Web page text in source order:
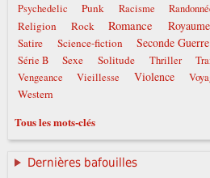
Psychedelic
Punk Racisme
Religion Rock Romance
Satire Science-fiction Seconde
Série B
Sexe Solitude Thriller
Vengeance Vieillesse Violence
Western
Tous les mots-clés
Dernières bafouilles